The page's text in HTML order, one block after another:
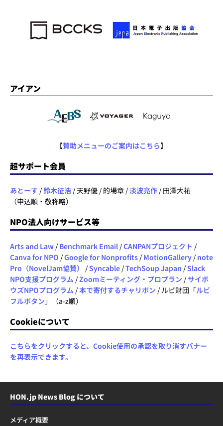
アイアン
【賛助メニューのご案内はこちら】
超サポート会員
あとーす /鈴木征浩 / 天野優 / 的場章 /淡波亮作 / 田澤大祐
（申込順・敬称略）
NPO法人向けサービス等
Arts and Law / Benchmark Email /CANPANプロジェクト /
Canva for NPO /Google for Nonprofits / MotionGallery / note
Pro（NovelJam協賛）
/Syncable /TechSoup Japan /Slack
NPO支援プログラム /Zoomミーティング・プロプラン /サイボ
ウズNPOプログラム /本で寄付するチャリボン / ルビ財団「ルビ
フルボタン 」（a-z順）
Cookieについて
こちらをクリックすると、Cookie使用の承認を取り消すバナー
を再表示できます。
HON.jp News Blog について
メディア概要